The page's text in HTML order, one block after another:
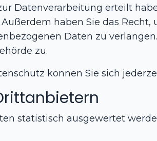
Datenverarbeitung erteilt
haben Sie das
Daten zu
zu.
können Sie sich
statistisch ausgewertet